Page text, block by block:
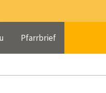
Pfarrbrief